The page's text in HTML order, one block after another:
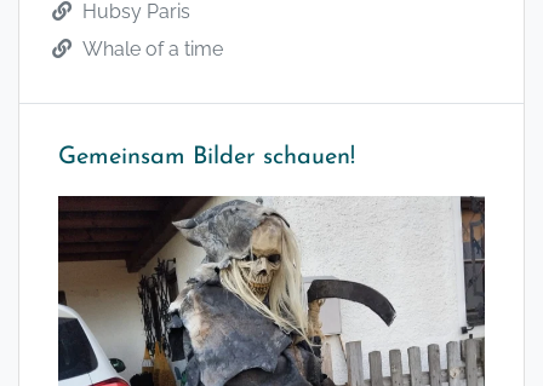
Hubsy Paris
Whale of a time
Gemeinsam Bilder schauen!